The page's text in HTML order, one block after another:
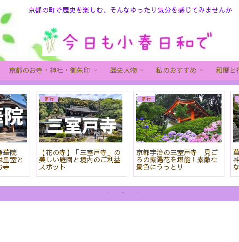
京都の町で歴史を楽しむ、そんなゆったり気分を感じてみませんか
京都のお寺・神社・御朱印 歴史人物 私のおすすめ 和暦と
華院
皇室と
寺
ま行
【花の寺】「三室戸寺」の
美しい庭園と境内のご利益
スポット
ま行
京都宇治の三室戸寺 見ご
ろの紫陽花を堪能！素敵な
景色にうっとり